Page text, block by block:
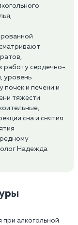
работу сердечно-
уровень
почек и печени и
тяжести
сна и снятия
Надежда
при алкогольной